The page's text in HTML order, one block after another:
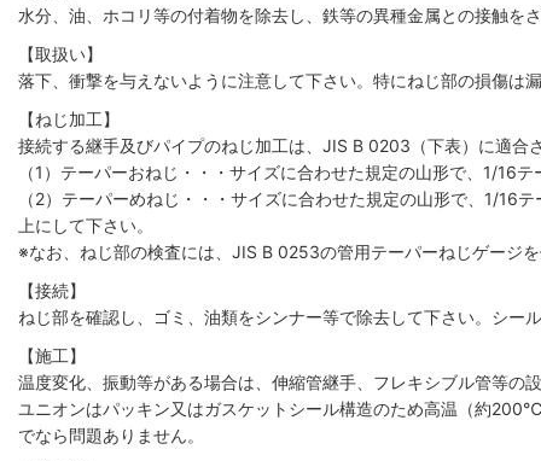
水分、油、ホコリ等の付着物を除去し、鉄等の異種金属との接触を
【取扱い】
落下、衝撃を与えないように注意して下さい。特にねじ部の損傷は
【ねじ加工】
接続する継手及びパイプのねじ加工は、JIS B 0203（下表）に適合
（1）テーパーおねじ・・・サイズに合わせた規定の山形で、1/16
（2）テーパーめねじ・・・サイズに合わせた規定の山形で、1/16
上にして下さい。
※なお、ねじ部の検査には、JIS B 0253の管用テーパーねじゲージ
【接続】
ねじ部を確認し、ゴミ、油類をシンナー等で除去して下さい。シ
【施工】
温度変化、振動等がある場合は、伸縮管継手、フレキシブル管等の
ユニオンはパッキン又はガスケットシール構造のため高温（約
でなら問題ありません。